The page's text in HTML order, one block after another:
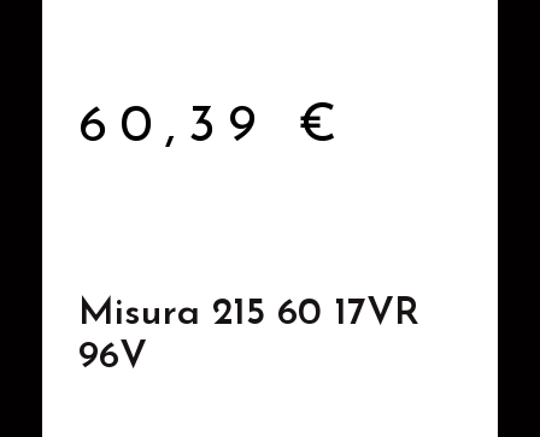
60,39 €
Misura 215 60 17VR
96V